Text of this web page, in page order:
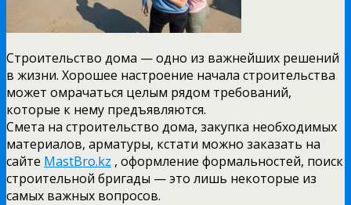
Строительство дома — одно из важнейших решений
в жизни. Хорошее настроение начала строительства
может омрачаться целым рядом требований,
которые к нему предъявляются.
Смета на строительство дома, закупка необходимых
материалов, арматуры, кстати можно заказать на
сайте MastBro.kz , оформление формальностей, поиск
строительной бригады — это лишь некоторые из
самых важных вопросов.